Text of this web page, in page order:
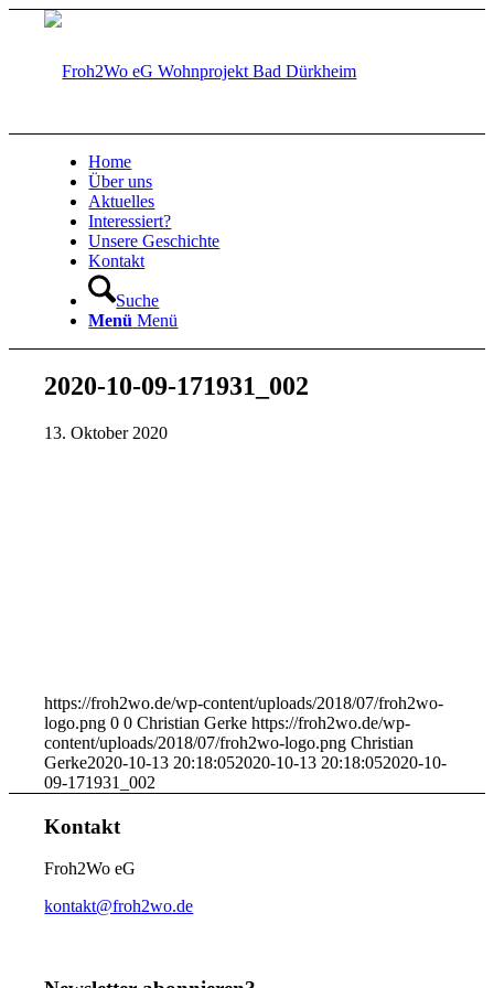
Home
Über uns
Aktuelles
Interessiert?
Unsere Geschichte
Kontakt
Suche
Menü Menü
2020-10-09-171931_002
13. Oktober 2020
https://froh2wo.de/wp-content/uploads/2018/07/froh2wo-
logo.png 0 0 Christian Gerke https://froh2wo.de/wp-
content/uploads/2018/07/froh2wo-logo.png Christian
Gerke2020-10-13 20:18:052020-10-13 20:18:052020-10-
09-171931_002
Kontakt
Froh2Wo eG
kontakt@froh2wo.de